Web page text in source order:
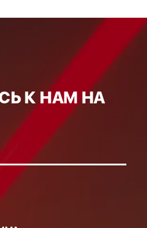
К НАМ НА